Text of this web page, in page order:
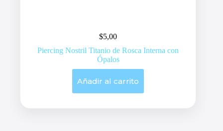
$5,00
Piercing Nostril Titanio de Rosca Interna con
Ópalos
Añadir al carrito